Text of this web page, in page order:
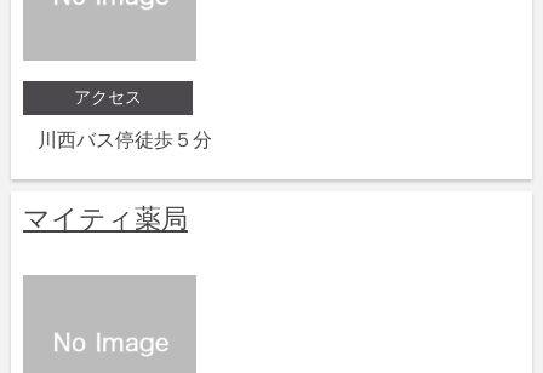
アクセス
川西バス停徒歩５分
マイティ薬局